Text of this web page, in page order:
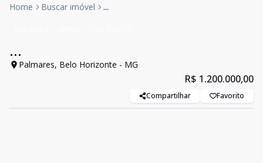
Home Buscar imóvel ...
...
Palmares, Belo Horizonte - MG
R$ 1.200.000,00
Compartilhar Favorito